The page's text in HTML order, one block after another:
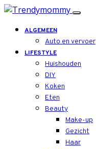
ALGEMEEN
Auto en vervoer
LIFESTYLE
Huishouden
DIY
Koken
Eten
Beauty
Make-up
Gezicht
Haar